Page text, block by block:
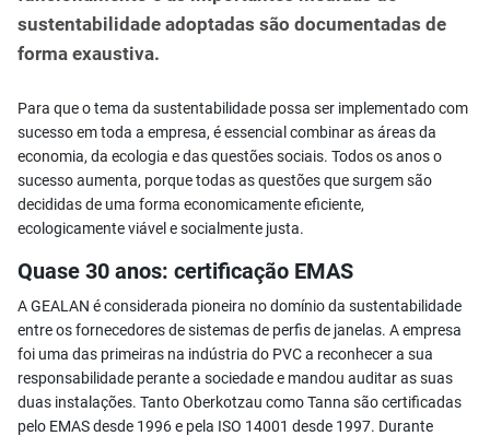
sustentabilidade adoptadas são documentadas de
forma exaustiva.
Para que o tema da sustentabilidade possa ser implementado com
sucesso em toda a empresa, é essencial combinar as áreas da
economia, da ecologia e das questões sociais. Todos os anos o
sucesso aumenta, porque todas as questões que surgem são
decididas de uma forma economicamente eficiente,
ecologicamente viável e socialmente justa.
Quase 30 anos: certificação EMAS
A GEALAN é considerada pioneira no domínio da sustentabilidade
entre os fornecedores de sistemas de perfis de janelas. A empresa
foi uma das primeiras na indústria do PVC a reconhecer a sua
responsabilidade perante a sociedade e mandou auditar as suas
duas instalações. Tanto Oberkotzau como Tanna são certificadas
pelo EMAS desde 1996 e pela ISO 14001 desde 1997. Durante